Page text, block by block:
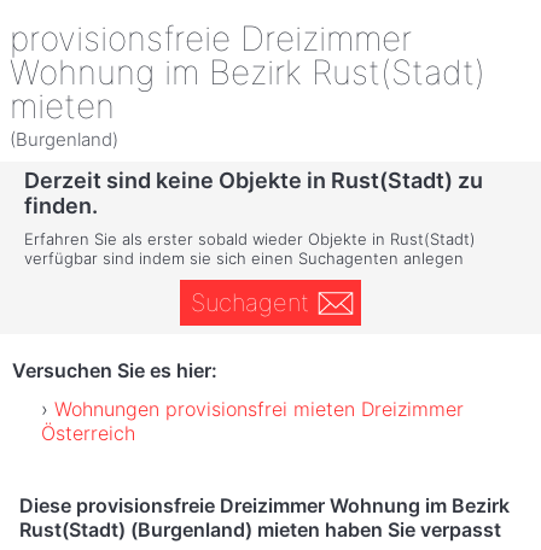
provisionsfreie Dreizimmer
Wohnung im Bezirk Rust(Stadt)
mieten
(Burgenland)
Derzeit sind keine Objekte in Rust(Stadt) zu
finden.
Erfahren Sie als erster sobald wieder Objekte in Rust(Stadt)
verfügbar sind indem sie sich einen Suchagenten anlegen
Suchagent
Versuchen Sie es hier:
Wohnungen provisionsfrei mieten Dreizimmer
Österreich
Diese provisionsfreie Dreizimmer Wohnung im Bezirk
Rust(Stadt) (Burgenland) mieten haben Sie verpasst